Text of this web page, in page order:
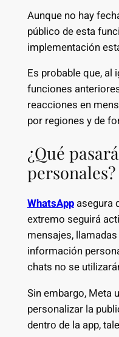
Aunque no hay
público de esta
implementación
Es probable que, al
funciones
reacciones en
por regiones y de
¿Qué
personales?
WhatsAppasegura
extremo seguirá
mensajes,
información
chats no se
Sin embargo, Meta
personalizar la
dentro de la app,